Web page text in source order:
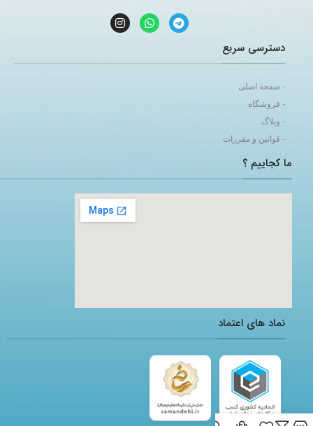
دسترسی سریع
- صفحه اصلی
- فروشگاه
- وبلاگ
- قوانین و مقررات
ما کجاییم ؟
adding a google map to a website
نماد های اعتماد